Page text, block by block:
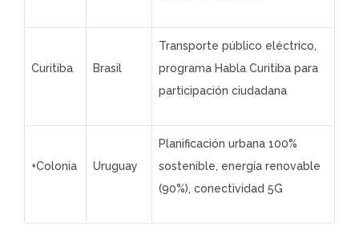
Curitiba Brasil
Transporte público eléctrico,
programa Habla Curitiba para
participación ciudadana
+Colonia Uruguay
Planificación urbana 100%
sostenible, energía renovable
(90%), conectividad 5G